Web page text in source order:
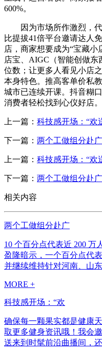
600%。
因为市场所作激烈，代
比提拔41倍平台邀请达人
店，商家想要成为“宝藏小
店宝、AIGC（智能创做
位数；让更多人看见小店
本身特色。推高客单价私
城市已连续开课。抖音糊
消费者轻松找到心仪好店。
上一篇： 科技感开场：“欢
下一篇： 两个工做组分赴
上一篇： 科技感开场：“欢
下一篇： 两个工做组分赴
相关内容
两个工做组分赴广
10 个百分点代表近 200 万
盈隆暗示，一个百分点代
并继续维持针对河南、山
MORE +
科技感开场：“欢
确保每一颗果实都是健康
取更多健身资讯哦！我会
送来到时髦前沿曲播间，